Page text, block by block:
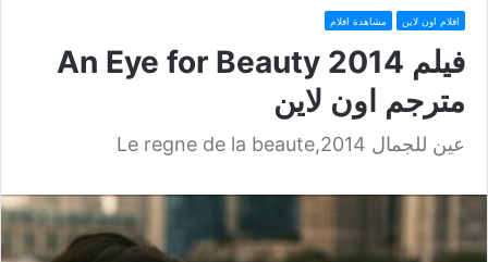
افلام اون لاين مشاهدة افلام
فيلم An Eye for Beauty 2014
مترجم اون لاين
عين للجمال 2014,Le regne de la beaute